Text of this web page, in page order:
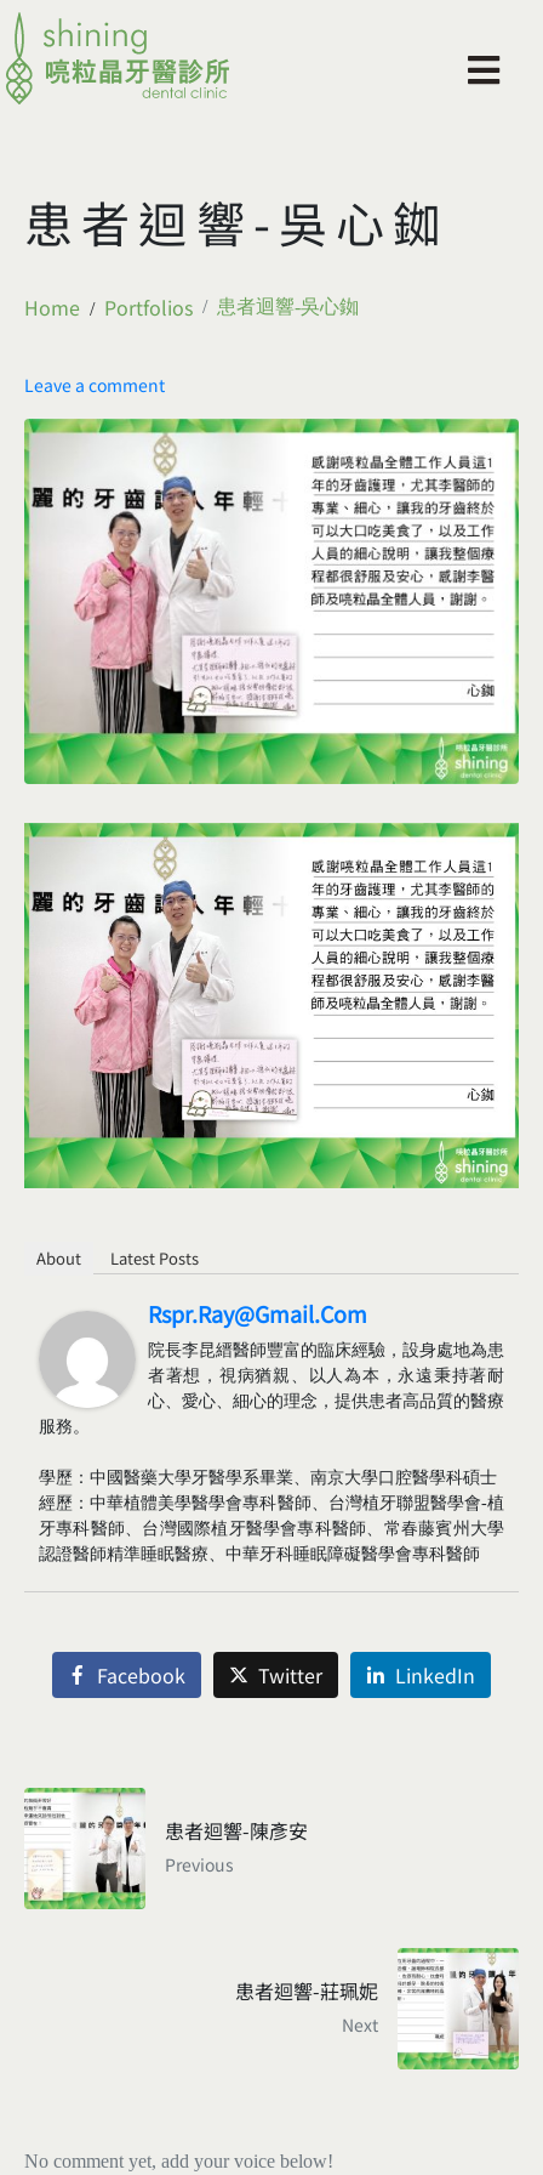
患者迴響-吳心銣
Home Portfolios 患者迴響-吳心銣
Leave a comment
About Latest Posts
Rspr.ray@gmail.com
院長李昆縉醫師豐富的臨床經驗，設身處地為患
者著想，視病猶親、以人為本，永遠秉持著耐
心、愛心、細心的理念，提供患者高品質的醫療
服務。
學歷：中國醫藥大學牙醫學系畢業、南京大學口腔醫學科碩士
經歷：中華植體美學醫學會專科醫師、台灣植牙聯盟醫學會-植
牙專科醫師、台灣國際植牙醫學會專科醫師、常春藤賓州大學
認證醫師精準睡眠醫療、中華牙科睡眠障礙醫學會專科醫師
Facebook Twitter LinkedIn
患者迴響-陳彥安
Previous
患者迴響-莊珮妮
Next
No comment yet, add your voice below!